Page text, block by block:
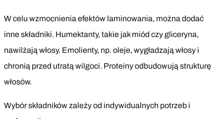
W celu wzmocnienia efektów laminowania, można dodać
inne składniki. Humektanty, takie jak miód czy gliceryna,
nawilżają włosy. Emolienty, np. oleje, wygładzają włosy i
chronią przed utratą wilgoci. Proteiny odbudowują strukturę
włosów.
Wybór składników zależy od indywidualnych potrzeb i